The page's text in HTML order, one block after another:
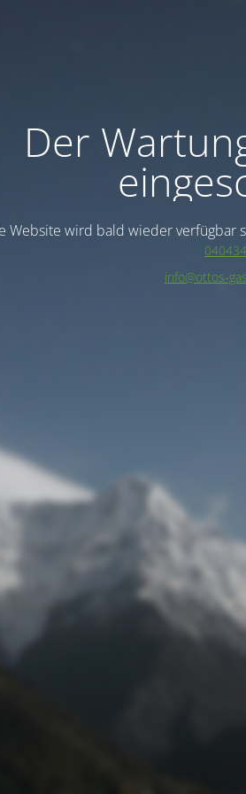
Der
Website wird bald wieder verfügbar
info@ottos-